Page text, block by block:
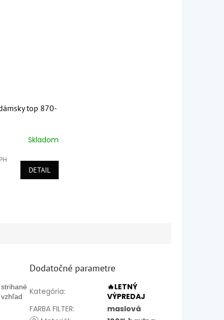
top 870-
Skladom
DETAIL
Dodatočné parametre
Kategória:
🔥LETNÝ
VÝPREDAJ
FARBA FILTER:
maslová